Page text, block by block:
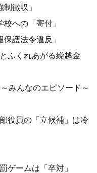
徴収」
への「寄付」
護法令違反」
ふくれあがる繰越金
みんなのエピソード～
役員の「立候補」は冷
ゲームは「卒対」